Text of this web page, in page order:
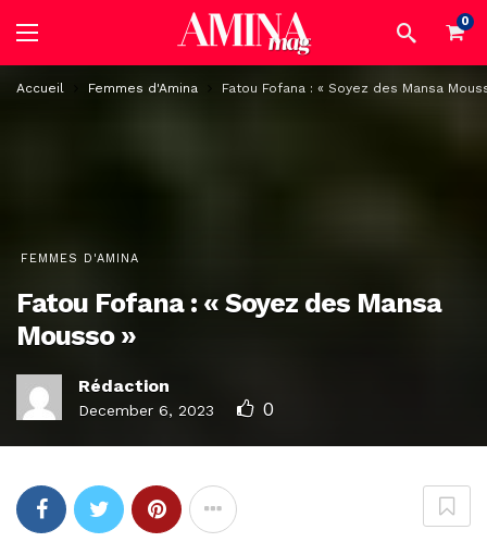
0
Accueil Femmes d'Amina Fatou Fofana : « Soyez des Mansa
FEMMES D'AMINA
Fatou Fofana : « Soyez des Mansa
Mousso »
Rédaction
December 6, 2023 0